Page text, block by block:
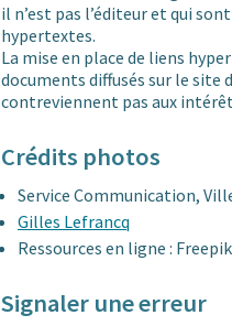
il n’est pas l’éditeur et qui
hypertextes.
La mise en place de liens
documents diffusés sur le site
contreviennent pas aux
Crédits photos
Service Communication,
Gilles Lefrancq
Ressources en ligne :
Signaler une erreur